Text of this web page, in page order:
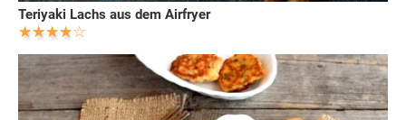
Teriyaki Lachs aus dem Airfryer